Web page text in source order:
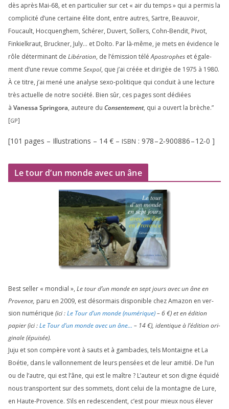
dès après Mai-68, et en par­ti­cu­lier sur cet « air du temps » qui a per­mis la
com­pli­ci­té d’une cer­taine élite dont, entre autres, Sartre, Beauvoir,
Foucault, Hocquenghem, Schérer, Duvert, Sollers, Cohn-Bendit, Pivot,
Finkielkraut, Bruckner, July… et Dolto. Par là-même, je mets en évi­dence le
rôle déter­mi­nant de Libération, de l’émission téléApostrophes et éga­le­
ment d’une revue comme Sexpol, que j’ai créée et diri­gée de 1975 à 1980.
À ce titre, j’ai mené une ana­lyse sexo-poli­tique qui conduit à une lec­ture
très actuelle de notre socié­té. Bien sûr, ces pages sont dédiées
à Vanessa Springora, auteure du Consentement, qui a ouvert la brèche.”
[GP]
[101 pages – Illustrations – 14 € – ISBN : 978–2‑900886–12‑0 ]
Le tour d’un monde avec un âne
Best sel­ler « mon­dial », Le tour d’un monde en sept jours avec un âne en
Provence, paru en 2009, est désor­mais dis­po­nible chez Amazon en ver­
sion numé­rique (ici :Le Tour d’un monde (numé­rique)–6€) et en édi­tion
papier (ici :Le Tour d’un monde avec un âne… – 14€), iden­tique à l’é­di­tion ori­
gi­nale (épui­sée).
Juju et son com­père vont à sauts et à gam­bades, tels Montaigne et La
Boétie, dans le val­lon­ne­ment de leurs pen­sées et de leur ami­tié. De l’un
ou de l’autre, qui est l’âne, qui est le maître ? L’auteur et son digne équi­dé
nous trans­portent sur des som­mets, dont celui de la mon­tagne de Lure,
en Haute-Provence. S’ils en redes­cendent, c’est pour mieux nous éle­ver